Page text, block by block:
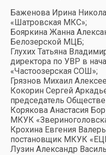
Баженова Ирина
«Шатровская МКС»;
Бояркина Жанна
Белозерской МЦБ;
Глухих Татьяна
директора по УВР в
«Частоозерская СОШ»;
Грязнов Михаил
Кокорин Сергей
председатель
Корякова Анастасия
МКУК
Крохина Евгения
постановщик МКУК
Лузин Александр